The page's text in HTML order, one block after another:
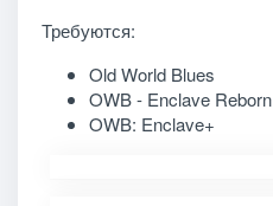
Требуются:
Old World Blues
OWB - Enclave Reborn
OWB: Enclave+